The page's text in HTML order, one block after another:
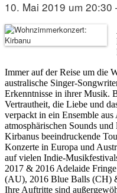
10. Mai 2019 um 20:30
Immer auf der Reise um die
australische Singer-
Erkenntnisse in ihrer Musik.
Vertrautheit, die Liebe und
verpackt in ein Ensemble
atmosphärischen Sounds
Kirbanus beeindruckende
Konzerte in Europa und
auf vielen Indie-
2017 & 2016 Adelaide
(AU), 2016 Blue Balls (CH)
Ihre Auftritte sind